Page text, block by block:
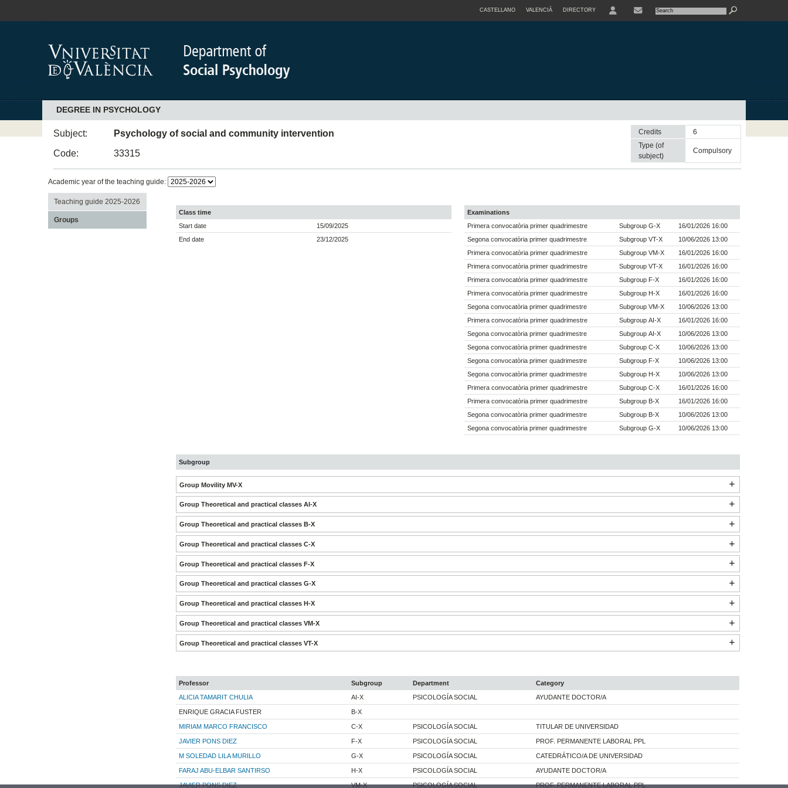
CASTELLANO VALENCIÀ DIRECTORY
DEGREE IN PSYCHOLOGY
Subject:
Psychology of social and community intervention
Code:
33315
Credits
6
Type (of
subject)
compulsory
Academic year of the teaching guide:
Teaching guide 2025-2026
Groups
Class time
Start date
15/09/2025
End date
23/12/2025
Examinations
Primera convocatòria primer quadrimestre
Subgroup G-X
16/01/2026 16:00
Segona convocatòria primer quadrimestre
Subgroup VT-X
10/06/2026 13:00
Primera convocatòria primer quadrimestre
Subgroup VM-X
16/01/2026 16:00
Primera convocatòria primer quadrimestre
Subgroup VT-X
16/01/2026 16:00
Primera convocatòria primer quadrimestre
Subgroup F-X
16/01/2026 16:00
Primera convocatòria primer quadrimestre
Subgroup H-X
16/01/2026 16:00
Segona convocatòria primer quadrimestre
Subgroup VM-X
10/06/2026 13:00
Primera convocatòria primer quadrimestre
Subgroup AI-X
16/01/2026 16:00
Segona convocatòria primer quadrimestre
Subgroup AI-X
10/06/2026 13:00
Segona convocatòria primer quadrimestre
Subgroup C-X
10/06/2026 13:00
Segona convocatòria primer quadrimestre
Subgroup F-X
10/06/2026 13:00
Segona convocatòria primer quadrimestre
Subgroup H-X
10/06/2026 13:00
Primera convocatòria primer quadrimestre
Subgroup C-X
16/01/2026 16:00
Primera convocatòria primer quadrimestre
Subgroup B-X
16/01/2026 16:00
Segona convocatòria primer quadrimestre
Subgroup B-X
10/06/2026 13:00
Segona convocatòria primer quadrimestre
Subgroup G-X 10/06/2026 13:00
Subgroup
Group Movility MV-X
Group Theoretical and practical classes AI-X
Group Theoretical and practical classes B-X
Group Theoretical and practical classes C-X
Group Theoretical and practical classes F-X
Group Theoretical and practical classes G-X
Group Theoretical and practical classes H-X
Group Theoretical and practical classes VM-X
Group Theoretical and practical classes VT-X
Professor Subgroup Department
Category
ALICIA TAMARIT CHULIA
AI-X PSICOLOGÍA SOCIAL AYUDANTE DOCTOR/A
ENRIQUE GRACIA FUSTER B-X
MIRIAM MARCO FRANCISCO C-X PSICOLOGÍA SOCIAL TITULAR DE UNIVERSIDAD
JAVIER PONS DIEZ F-X PSICOLOGÍA SOCIAL PROF. PERMANENTE LABORAL PPL
M SOLEDAD LILA MURILLO G-X PSICOLOGÍA SOCIAL CATEDRÁTICO/A DE UNIVERSIDAD
FARAJ ABU-ELBAR SANTIRSO H-X PSICOLOGÍA SOCIAL AYUDANTE DOCTOR/A
JAVIER PONS DIEZ VM-X PSICOLOGÍA SOCIAL PROF. PERMANENTE LABORAL PPL